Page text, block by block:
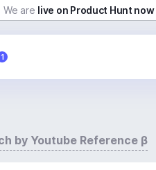
We are live on Product Hunt now
1
by Youtube Reference β